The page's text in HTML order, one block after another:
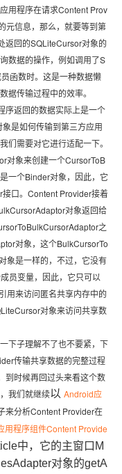
用程序在请求Content Prov
元信息，那么，就要等到第
返回的SQLiteCursor对象的
数据的操作，例如调用了S
函数时。这是一种数据懒
据传输过程中的效率。
返回的数据实际上是一个
是如何传输到第三方应用
们需要对它进行适配一下。
对象来创建一个CursorToB
一个Binder对象，因此，它
口。Content Provider接着
对象返回给
之
对象，这个BulkCursorTo
象是一样的，不过，它没有
员变量，因此，它只可以
用来访问匿名共享内存中的
对象来访问共享数
下子理解不了也不要紧，下
传输共享数据的完整过程
到时候再回过头来看这个数
我们就继续以 Android应
来分析Content Provider在
用程序组件Content Provide
中，它的主窗口M
对象的getA